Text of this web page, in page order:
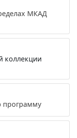
МКАД
коллекции
программу